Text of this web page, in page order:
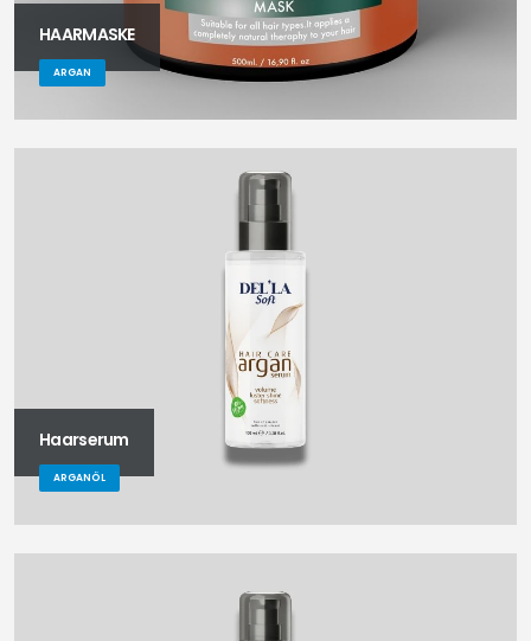
HAARMASKE
ARGAN
Haarserum
ARGANÖL